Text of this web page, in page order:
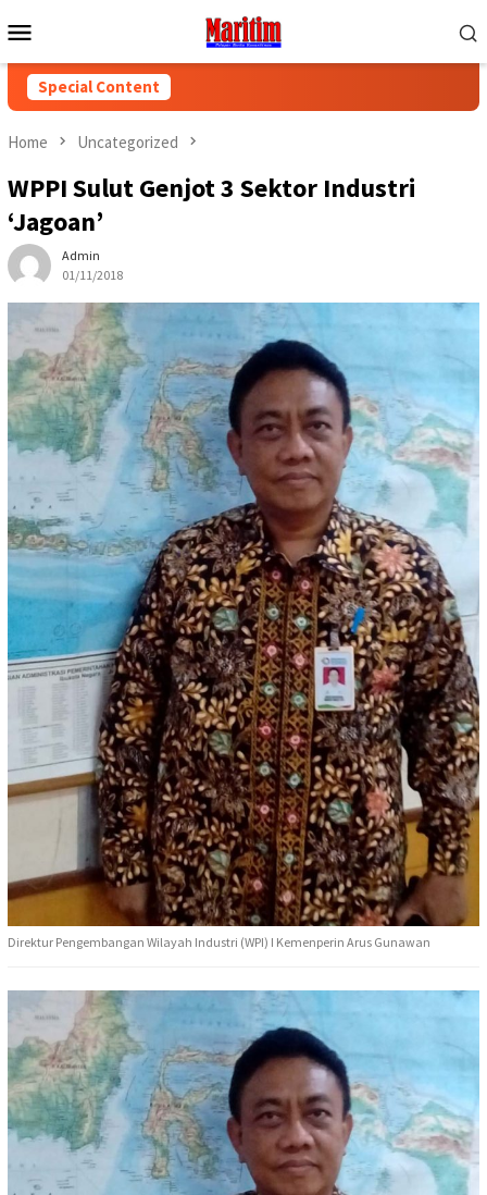
to
Menu
Special Content
Home Uncategorized
WPPI Sulut Genjot 3 Sektor Industri
‘Jagoan’
Admin
01/11/2018
Direktur Pengembangan Wilayah Industri (WPI) I Kemenperin Arus Gunawan